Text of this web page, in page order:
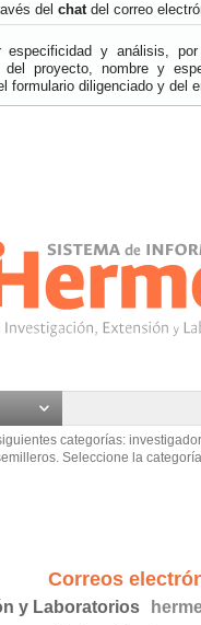
del chatdel correo
especificidad y análisis,
proyecto, nombre y
formulario diligenciado y del
categorías:
Seleccione la
Correos
y Laboratorios